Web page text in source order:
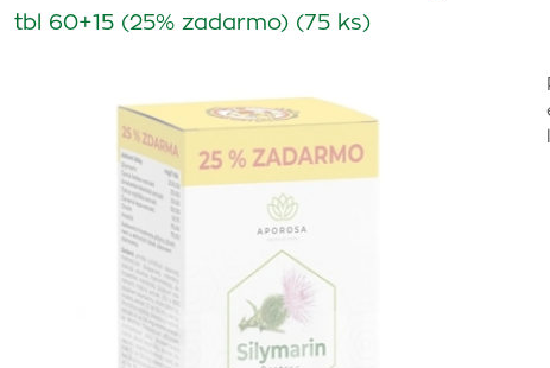
tbl 60+15 (25% zadarmo) (75 ks)